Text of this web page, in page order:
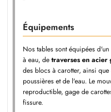
Équipements
Nos tables sont équipées d'un
à eau, de traverses en acier
des blocs à carotter, ainsi
poussières et de l'eau. Le
reproductible, gage de
fissure.